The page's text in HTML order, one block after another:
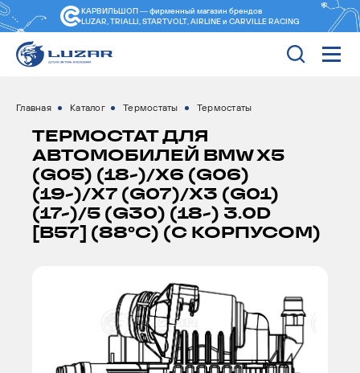
КАРВИЛЬШОП — фирменный магазин брендов
LUZAR, TRIALLI, STARTVOLT, AIRLINE и CARVILLE RACING
Главная Каталог Термостаты Термостаты
ТЕРМОСТАТ ДЛЯ
АВТОМОБИЛЕЙ BMW X5
(G05) (18-)/X6 (G06)
(19-)/X7 (G07)/X3 (G01)
(17-)/5 (G30) (18-) 3.0D
[B57] (88°С) (C КОРПУСОМ)